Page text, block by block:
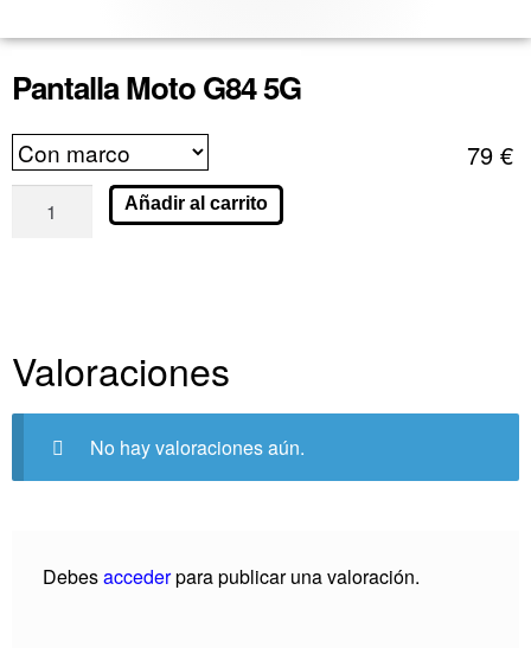
Pantalla Moto G84 5G
79 €
Añadir al carrito
Valoraciones
No hay valoraciones aún.
Debesaccederpara publicar una valoración.